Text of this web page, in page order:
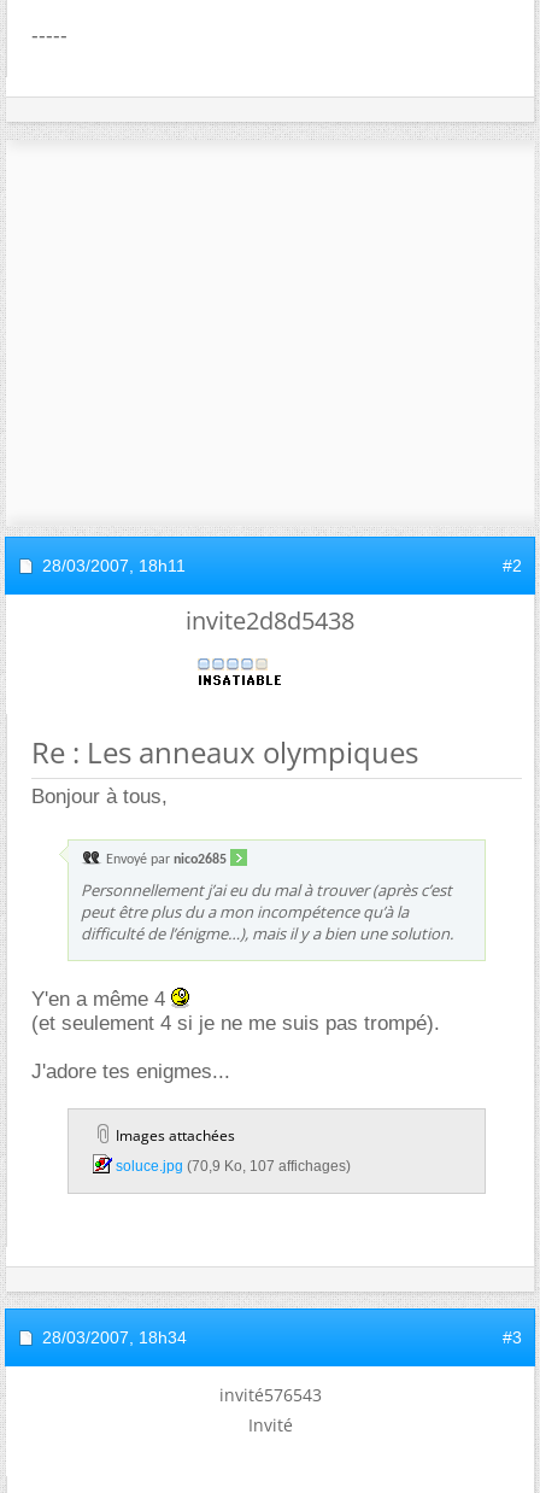
-----
28/03/2007, 18h11 #2
invite2d8d5438
Re : Les anneaux olympiques
Bonjour à tous,
Envoyé par nico2685
Personnellement j’ai eu du mal à trouver (après c’est
peut être plus du a mon incompétence qu’à la
difficulté de l’énigme…), mais il y a bien une solution.
Y'en a même 4
(et seulement 4 si je ne me suis pas trompé).
J'adore tes enigmes...
Images attachées
soluce.jpg‎ (70,9 Ko, 107 affichages)
28/03/2007, 18h34 #3
invité576543
Invité